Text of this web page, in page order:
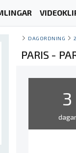
DAGORDNING
PARIS -
3
dagar